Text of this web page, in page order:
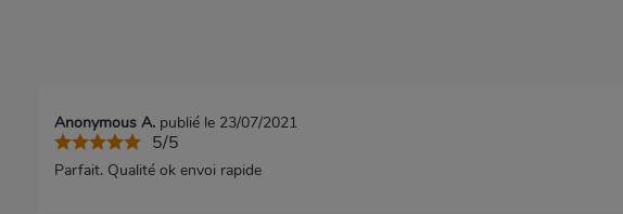
Anonymous A. publié le 23/07/2021
5/5
Parfait. Qualité ok envoi rapide